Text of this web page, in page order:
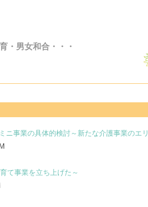
・男女和合・・・
事業の具体的検討～新たな介護事業のエ
て事業を立ち上げた～